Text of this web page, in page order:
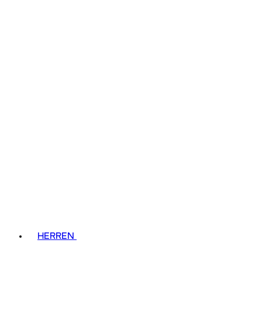
HERREN